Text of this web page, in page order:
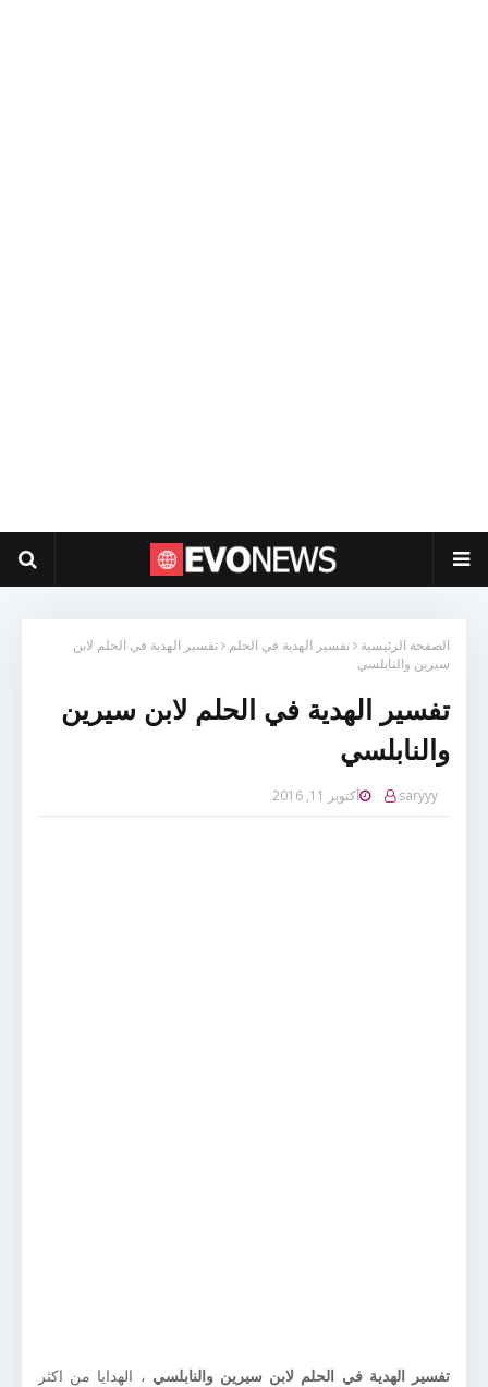
الصفحة الرئيسية تفسير الهدية في الحلم
تفسير الهدية في الحلم لابن
سيرين والنابلسي
تفسير الهدية في الحلم لابن سيرين
والنابلسي
saryyy أكتوبر 11, 2016
تفسير الهدية في الحلم لابن سيرين والنابلسي ، الهدايا من اكثر